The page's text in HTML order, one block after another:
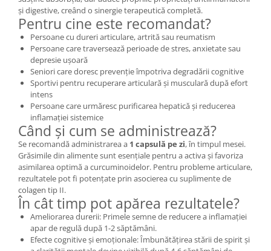
și digestive, creând o sinergie terapeutică completă.
Pentru cine este recomandat?
Persoane cu dureri articulare, artrită sau reumatism
Persoane care traversează perioade de stres, anxietate sau
depresie ușoară
Seniori care doresc prevenție împotriva degradării cognitive
Sportivi pentru recuperare articulară și musculară după efort
intens
Persoane care urmăresc purificarea hepatică și reducerea
inflamației sistemice
Când și cum se administrează?
Se recomandă administrarea a 1 capsulă pe zi, în timpul mesei.
Grăsimile din alimente sunt esențiale pentru a activa și favoriza
asimilarea optimă a curcuminoidelor. Pentru probleme articulare,
rezultatele pot fi potențate prin asocierea cu suplimente de
colagen tip II.
În cât timp pot apărea rezultatele?
Ameliorarea durerii: Primele semne de reducere a inflamației
apar de regulă după 1-2 săptămâni.
Efecte cognitive și emoționale: Îmbunătățirea stării de spirit și